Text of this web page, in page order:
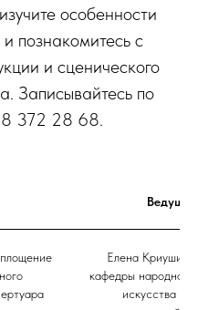
особенности
познакомитесь с
и сценического
Записывайтесь по
372 28 68.
Ведущие
Елена
кафедры народного
искусства